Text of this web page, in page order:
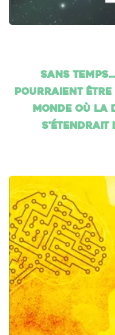
Sans
pourraient être
monde où la
s'étendrait